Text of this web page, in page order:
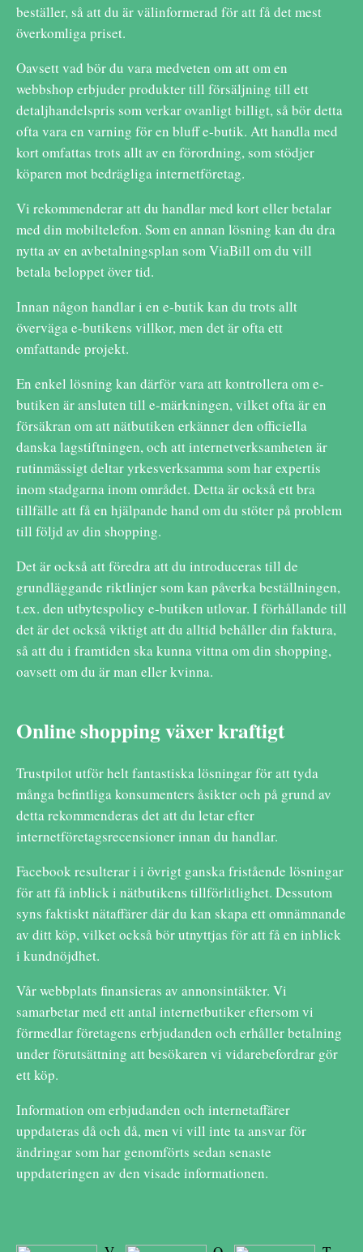
beställer, så att du är välinformerad för att få det mest
överkomliga priset.
Oavsett vad bör du vara medveten om att om en
webbshop erbjuder produkter till försäljning till ett
detaljhandelspris som verkar ovanligt billigt, så bör detta
ofta vara en varning för en bluff e-butik. Att handla med
kort omfattas trots allt av en förordning, som stödjer
köparen mot bedrägliga internetföretag.
Vi rekommenderar att du handlar med kort eller betalar
med din mobiltelefon. Som en annan lösning kan du dra
nytta av en avbetalningsplan som ViaBill om du vill
betala beloppet över tid.
Innan någon handlar i en e-butik kan du trots allt
överväga e-butikens villkor, men det är ofta ett
omfattande projekt.
En enkel lösning kan därför vara att kontrollera om e-
butiken är ansluten till e-märkningen, vilket ofta är en
försäkran om att nätbutiken erkänner den officiella
danska lagstiftningen, och att internetverksamheten är
rutinmässigt deltar yrkesverksamma som har expertis
inom stadgarna inom området. Detta är också ett bra
tillfälle att få en hjälpande hand om du stöter på problem
till följd av din shopping.
Det är också att föredra att du introduceras till de
grundläggande riktlinjer som kan påverka beställningen,
t.ex. den utbytespolicy e-butiken utlovar. I förhållande till
det är det också viktigt att du alltid behåller din faktura,
så att du i framtiden ska kunna vittna om din shopping,
oavsett om du är man eller kvinna.
Online shopping växer kraftigt
Trustpilot utför helt fantastiska lösningar för att tyda
många befintliga konsumenters åsikter och på grund av
detta rekommenderas det att du letar efter
internetföretagsrecensioner innan du handlar.
Facebook resulterar i i övrigt ganska fristående lösningar
för att få inblick i nätbutikens tillförlitlighet. Dessutom
syns faktiskt nätaffärer där du kan skapa ett omnämnande
av ditt köp, vilket också bör utnyttjas för att få en inblick
i kundnöjdhet.
Vår webbplats finansieras av annonsintäkter. Vi
samarbetar med ett antal internetbutiker eftersom vi
förmedlar företagens erbjudanden och erhåller betalning
under förutsättning att besökaren vi vidarebefordrar gör
ett köp.
Information om erbjudanden och internetaffärer
uppdateras då och då, men vi vill inte ta ansvar för
ändringar som har genomförts sedan senaste
uppdateringen av den visade informationen.